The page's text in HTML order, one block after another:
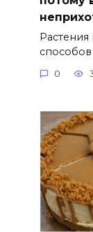
способов
0